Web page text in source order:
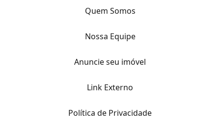
Quem Somos
Nossa Equipe
Anuncie seu imóvel
Link Externo
Política de Privacidade